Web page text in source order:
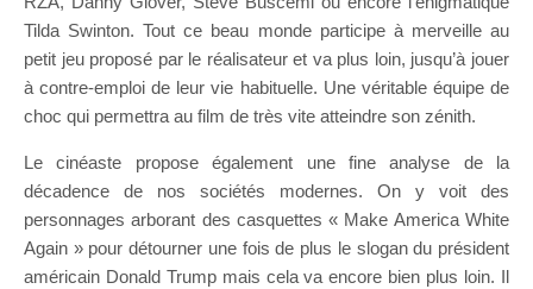
Tilda Swinton. Tout ce beau monde participe à merveille au
petit jeu proposé par le réalisateur et va plus loin, jusqu’à jouer
à contre-emploi de leur vie habituelle. Une véritable équipe de
choc qui permettra au film de très vite atteindre son zénith.
Le cinéaste propose également une fine analyse de la
décadence de nos sociétés modernes. On y voit des
personnages arborant des casquettes « Make America White
Again » pour détourner une fois de plus le slogan du président
américain Donald Trump mais cela va encore bien plus loin. Il